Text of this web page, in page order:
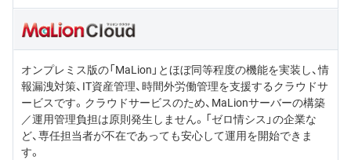
オンプレミス版の「MaLion」とほぼ同等程度の機能を実装し、情
報漏洩対策、IT資産管理、時間外労働管理を支援するクラウドサ
ービスです。クラウドサービスのため、MaLionサーバーの構築
／運用管理負担は原則発生しません。「ゼロ情シス」の企業な
ど、専任担当者が不在であっても安心して運用を開始できま
す。